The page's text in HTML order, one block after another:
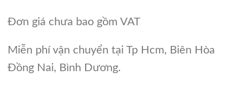
Đơn giá chưa bao gồm VAT
Miễn phí vận chuyển tại Tp Hcm, Biên Hòa
Đồng Nai, Bình Dương.